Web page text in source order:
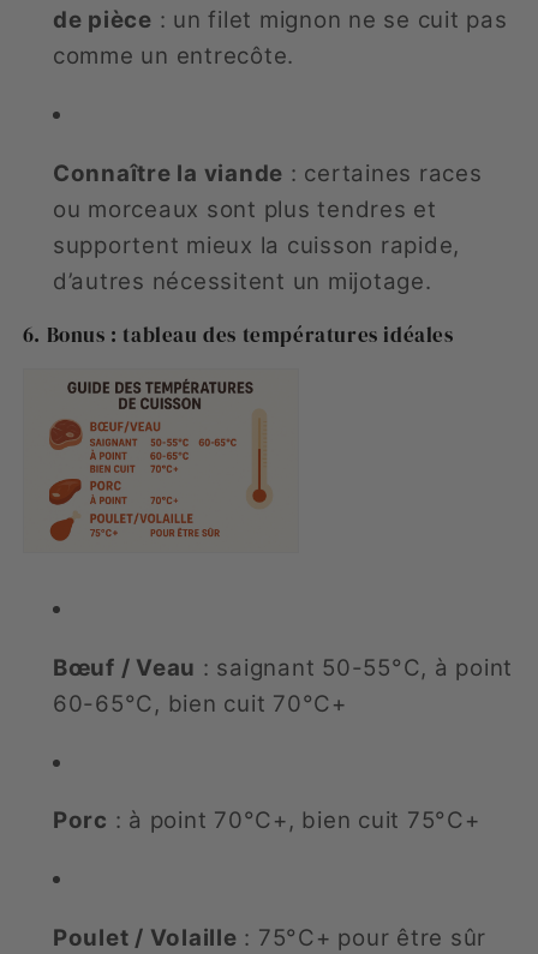
de pièce : un filet mignon ne se cuit pas
comme un entrecôte.
Connaître la viande : certaines races
ou morceaux sont plus tendres et
supportent mieux la cuisson rapide,
d’autres nécessitent un mijotage.
6. Bonus : tableau des températures idéales
Bœuf / Veau : saignant 50-55°C, à point
60-65°C, bien cuit 70°C+
Porc : à point 70°C+, bien cuit 75°C+
Poulet / Volaille : 75°C+ pour être sûr